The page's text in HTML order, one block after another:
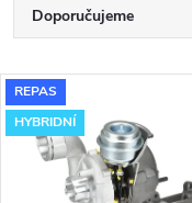
Ř
a
z
Doporučujeme
Nejdražší
Nejprodávanější
Abecedně
V
ý
REPAS
HYBRIDNÍ